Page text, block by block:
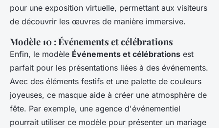
pour une exposition virtuelle, permettant aux visiteurs
de découvrir les œuvres de manière immersive.
Modèle 10 : Événements et célébrations
Enfin, le modèle Événements et célébrations est
parfait pour les présentations liées à des événements.
Avec des éléments festifs et une palette de couleurs
joyeuses, ce masque aide à créer une atmosphère de
fête. Par exemple, une agence d'événementiel
pourrait utiliser ce modèle pour présenter un mariage